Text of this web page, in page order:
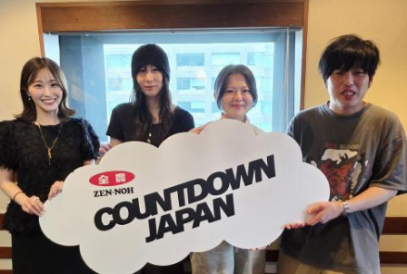
・渋谷のギャル1000人に聴きました「愛用してるタブレット
端末めっちゃデカそう」ランキング
こんな感じで、中島健人を1位にランクインさせてください。
※ メールの件名は「ランキング」でお願いします。
■番組タイトル：ニッポン放送『中島健人のオールナイトニッ
ポン』
■放送日時：2026年8月14日（金） 25時～27時 （15日
（土）午前1時〜3時）
ニッポン放送をキーステーションに全国ネットで放送
■パーソナリティ：中島健人
事」や「心がザワザワした、モヤモヤした事」を表す言葉と
してカジュアルに使っています。そんな、あなたの周りで起
きた「鬼事」を教えてください。
中島健人が、どう立ち回ればよかったのか手を差し伸べま
す。
※ メールの件名は「鬼事」でお願いします。
◎コーナー『人生アイズ相談ドラゴン』
「仕事場の上司、良い人なんだけどここが好きになれなく